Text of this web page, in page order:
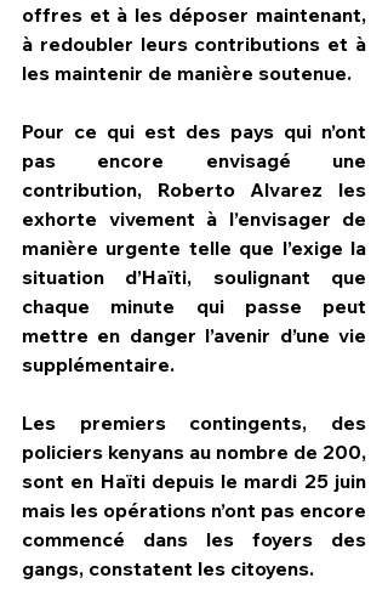
offres et à les déposer maintenant,
à redoubler leurs contributions et à
les maintenir de manière soutenue.
Pour ce qui est des pays qui n’ont
pas encore envisagé une
contribution, Roberto Alvarez les
exhorte vivement à l’envisager de
manière urgente telle que l’exige la
situation d’Haïti, soulignant que
chaque minute qui passe peut
mettre en danger l’avenir d’une vie
supplémentaire.
Les premiers contingents, des
policiers kenyans au nombre de 200,
sont en Haïti depuis le mardi 25 juin
mais les opérations n’ont pas encore
commencé dans les foyers des
gangs, constatent les citoyens.